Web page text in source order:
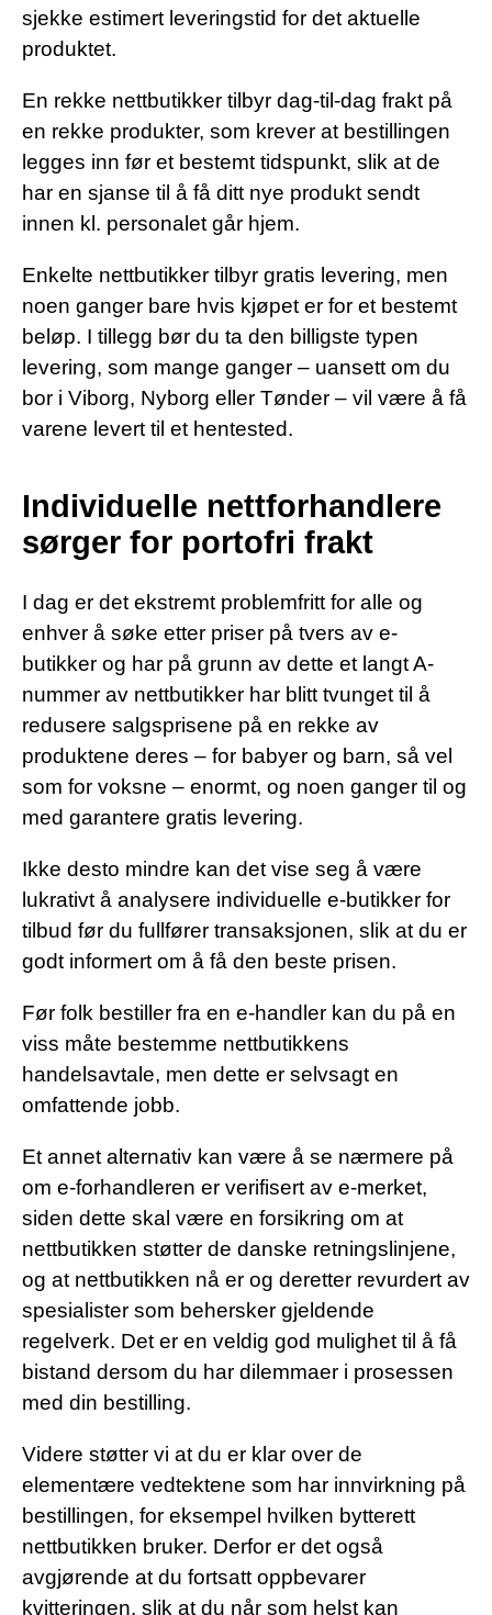
sjekke estimert leveringstid for det aktuelle
produktet.
En rekke nettbutikker tilbyr dag-til-dag frakt på
en rekke produkter, som krever at bestillingen
legges inn før et bestemt tidspunkt, slik at de
har en sjanse til å få ditt nye produkt sendt
innen kl. personalet går hjem.
Enkelte nettbutikker tilbyr gratis levering, men
noen ganger bare hvis kjøpet er for et bestemt
beløp. I tillegg bør du ta den billigste typen
levering, som mange ganger – uansett om du
bor i Viborg, Nyborg eller Tønder – vil være å få
varene levert til et hentested.
Individuelle nettforhandlere
sørger for portofri frakt
I dag er det ekstremt problemfritt for alle og
enhver å søke etter priser på tvers av e-
butikker og har på grunn av dette et langt A-
nummer av nettbutikker har blitt tvunget til å
redusere salgsprisene på en rekke av
produktene deres – for babyer og barn, så vel
som for voksne – enormt, og noen ganger til og
med garantere gratis levering.
Ikke desto mindre kan det vise seg å være
lukrativt å analysere individuelle e-butikker for
tilbud før du fullfører transaksjonen, slik at du er
godt informert om å få den beste prisen.
Før folk bestiller fra en e-handler kan du på en
viss måte bestemme nettbutikkens
handelsavtale, men dette er selvsagt en
omfattende jobb.
Et annet alternativ kan være å se nærmere på
om e-forhandleren er verifisert av e-merket,
siden dette skal være en forsikring om at
nettbutikken støtter de danske retningslinjene,
og at nettbutikken nå er og deretter revurdert av
spesialister som behersker gjeldende
regelverk. Det er en veldig god mulighet til å få
bistand dersom du har dilemmaer i prosessen
med din bestilling.
Videre støtter vi at du er klar over de
elementære vedtektene som har innvirkning på
bestillingen, for eksempel hvilken bytterett
nettbutikken bruker. Derfor er det også
avgjørende at du fortsatt oppbevarer
kvitteringen, slik at du når som helst kan